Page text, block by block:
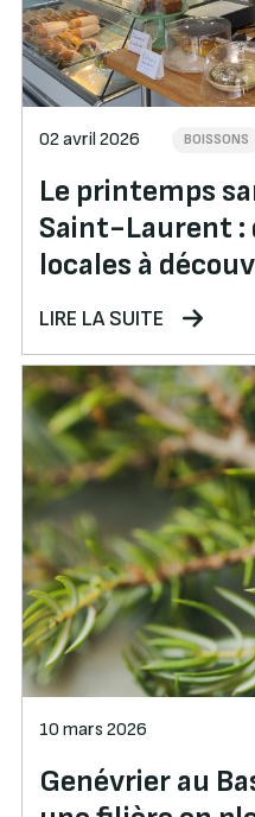
02 avril 2026 BOISSONS
Le printemps
Saint-Laurent :
locales à
LIRE LA SUITE
10 mars 2026
Genévrier au